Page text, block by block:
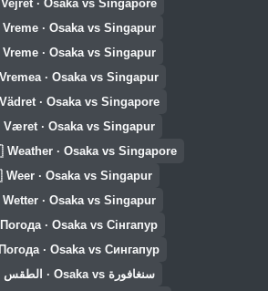
Vejret · Osaka vs Singapore
Vreme · Osaka vs Singapur
Vreme · Osaka vs Singapur
Vremea · Osaka vs Singapur
Vädret · Osaka vs Singapore
Været · Osaka vs Singapur
Weather · Osaka vs Singapore
Weer · Osaka vs Singapur
Wetter · Osaka vs Singapur
Погода · Osaka vs Сінгапур
Погода · Osaka vs Сингапур
الطقس · Osaka vs سنغافورة